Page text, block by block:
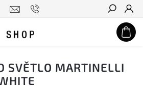
Hledat
SVĚTLO MARTINELLI